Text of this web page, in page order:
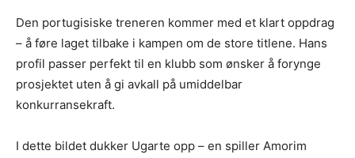
Den portugisiske treneren kommer med et klart oppdrag
– å føre laget tilbake i kampen om de store titlene. Hans
profil passer perfekt til en klubb som ønsker å forynge
prosjektet uten å gi avkall på umiddelbar
konkurransekraft.
I dette bildet dukker Ugarte opp – en spiller Amorim